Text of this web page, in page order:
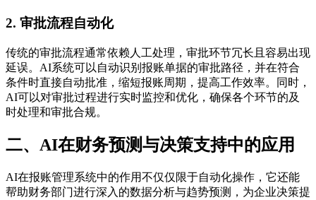
2. 审批流程自动化
传统的审批流程通常依赖人工处理，审批环节冗长且容易出现
延误。AI系统可以自动识别报账单据的审批路径，并在符合
条件时直接自动批准，缩短报账周期，提高工作效率。同时，
AI可以对审批过程进行实时监控和优化，确保各个环节的及
时处理和审批合规。
二、AI在财务预测与决策支持中的应用
AI在报账管理系统中的作用不仅仅限于自动化操作，它还能
帮助财务部门进行深入的数据分析与趋势预测，为企业决策提